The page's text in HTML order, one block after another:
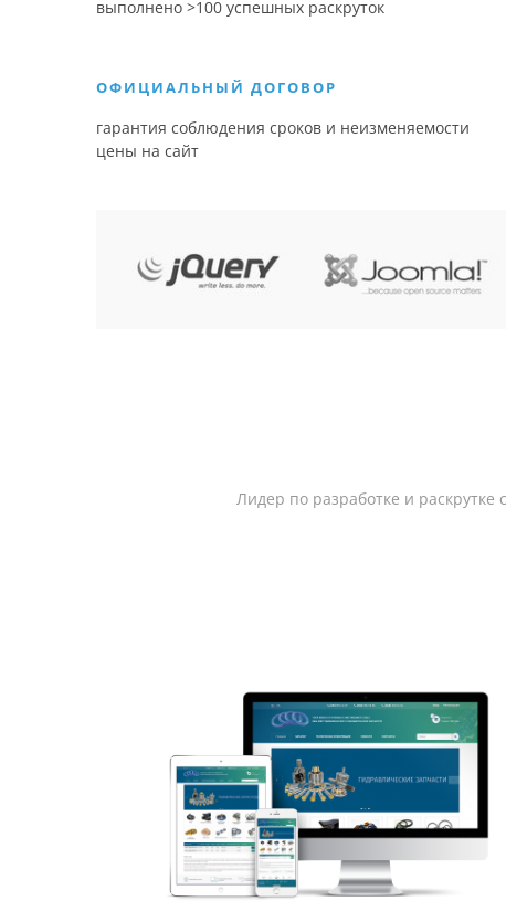
выполнено >100 успешных раскруток
ОФИЦИАЛЬНЫЙ ДОГОВОР
гарантия соблюдения сроков и неизменяемости
цены на сайт
Лидер по разработке и